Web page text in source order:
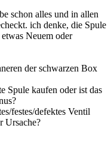
schon alles und in allen
ich denke, die Spule
Neuem oder
der schwarzen Box
Spule kaufen oder ist das
festes/defektes Ventil
Ursache?